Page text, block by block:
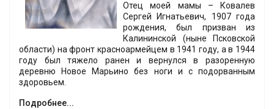
Отец моей мамы – Ковалев
Сергей Игнатьевич, 1907 года
рождения, был призван из
Калининской (ныне Псковской
области) на фронт красноармейцем в 1941 году, а в 1944
году был тяжело ранен и вернулся в разоренную
деревню Новое Марьино без ноги и с подорванным
здоровьем.
Подробнее...